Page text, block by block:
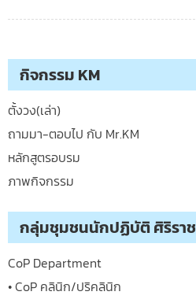
กิจกรรม KM
ตั้งวง(เล่า)
ถามมา-ตอบไป กับ Mr.KM
หลักสูตรอบรม
ภาพกิจกรรม
กลุ่มชุมชนนักปฏิบัติ ศิริราช
CoP Department
• CoP คลินิก/ปริคลินิก